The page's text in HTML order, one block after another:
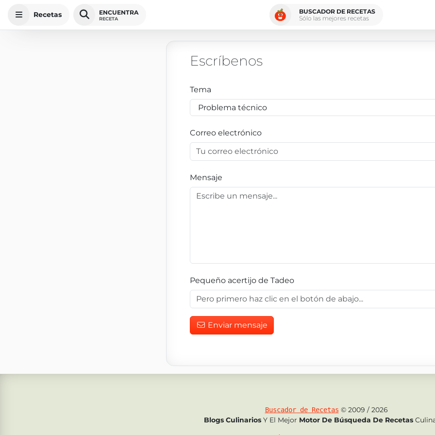
Recetas ENCUENTRA
RECETA
BUSCADOR DE RECETAS
Sólo las mejores recetas
Escríbenos
Tema
Correo electrónico
Mensaje
Pequeño acertijo de Tadeo
Enviar mensaje
Buscador de Recetas © 2009 / 2026
Blogs Culinarios Y El Mejor Motor De Búsqueda De Recetas